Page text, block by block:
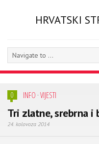
HRVATSKI
0 INFO ·VIJESTI
Tri zlatne, srebrna i
24. kolovoza 2014